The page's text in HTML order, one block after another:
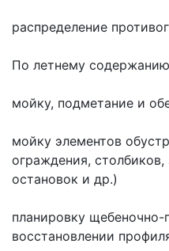
распределение
По летнему
мойку, подметание и
мойку элементов
ограждения, столбиков,
остановок и др.)
планировку
восстановлении